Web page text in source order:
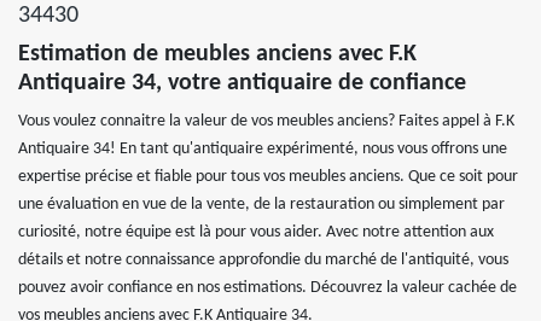
34430
Estimation de meubles anciens avec F.K
Antiquaire 34, votre antiquaire de confiance
Vous voulez connaitre la valeur de vos meubles anciens? Faites appel à F.K
Antiquaire 34! En tant qu'antiquaire expérimenté, nous vous offrons une
expertise précise et fiable pour tous vos meubles anciens. Que ce soit pour
une évaluation en vue de la vente, de la restauration ou simplement par
curiosité, notre équipe est là pour vous aider. Avec notre attention aux
détails et notre connaissance approfondie du marché de l'antiquité, vous
pouvez avoir confiance en nos estimations. Découvrez la valeur cachée de
vos meubles anciens avec F.K Antiquaire 34.